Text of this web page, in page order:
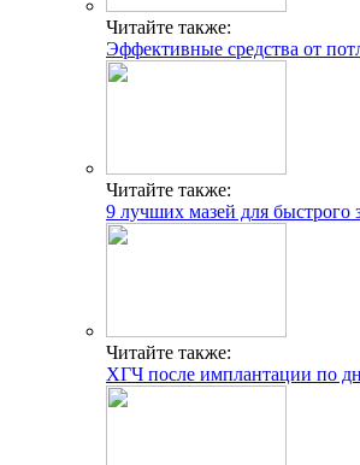
Читайте также:
Эффективные средства от
Читайте также:
9 лучших мазей для быстрого
Читайте также:
ХГЧ после имплантации по